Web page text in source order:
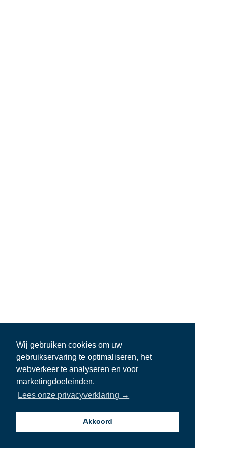
Wij gebruiken cookies om uw
gebruikservaring te optimaliseren, het
webverkeer te analyseren en voor
marketingdoeleinden.
Lees onze privacyverklaring →
Akkoord